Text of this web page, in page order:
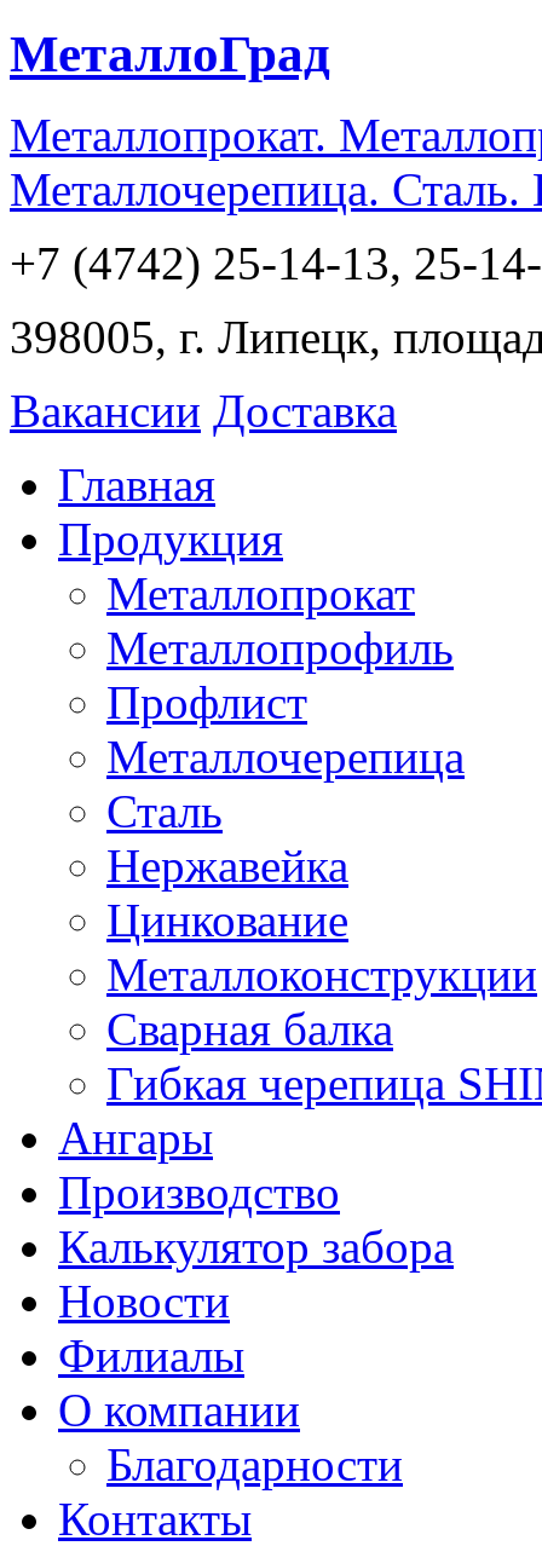
МеталлоГрад
Металлопрокат.
Металлочерепица.
+7 (4742) 25-14-13, 25-
398005, г. Липецк,
Вакансии Доставка
Главная
Продукция
Металлопрокат
Металлопрофиль
Профлист
Металлочерепица
Сталь
Нержавейка
Цинкование
Металлоконструкции
Сварная балка
Гибкая черепица
Ангары
Производство
Калькулятор забора
Новости
Филиалы
О компании
Благодарности
Контакты